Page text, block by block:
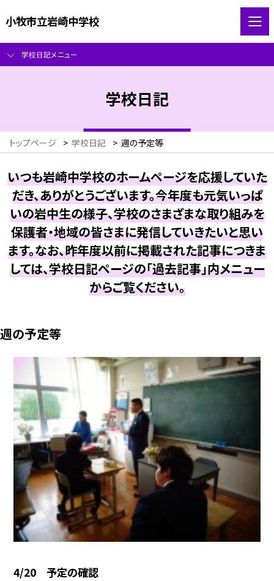
小牧市立岩崎中学校
学校日記メニュー
学校日記
トップページ > 学校日記 > 週の予定等
いつも岩崎中学校のホームページを応援していた
だき、ありがとうございます。今年度も元気いっぱ
いの岩中生の様子、学校のさまざまな取り組みを
保護者・地域の皆さまに発信していきたいと思い
ます。なお、昨年度以前に掲載された記事につきま
しては、学校日記ページの「過去記事」内メニュー
からご覧ください。
週の予定等
4/20 予定の確認